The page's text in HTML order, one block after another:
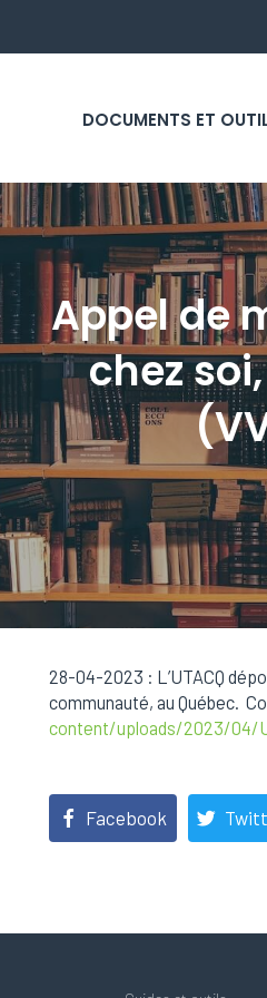
DOCUMENTS ET
Appel de
chez
28-04-2023 : L’UTACQ
communauté, au Québec.
content/uploads/2023/04/
Facebook